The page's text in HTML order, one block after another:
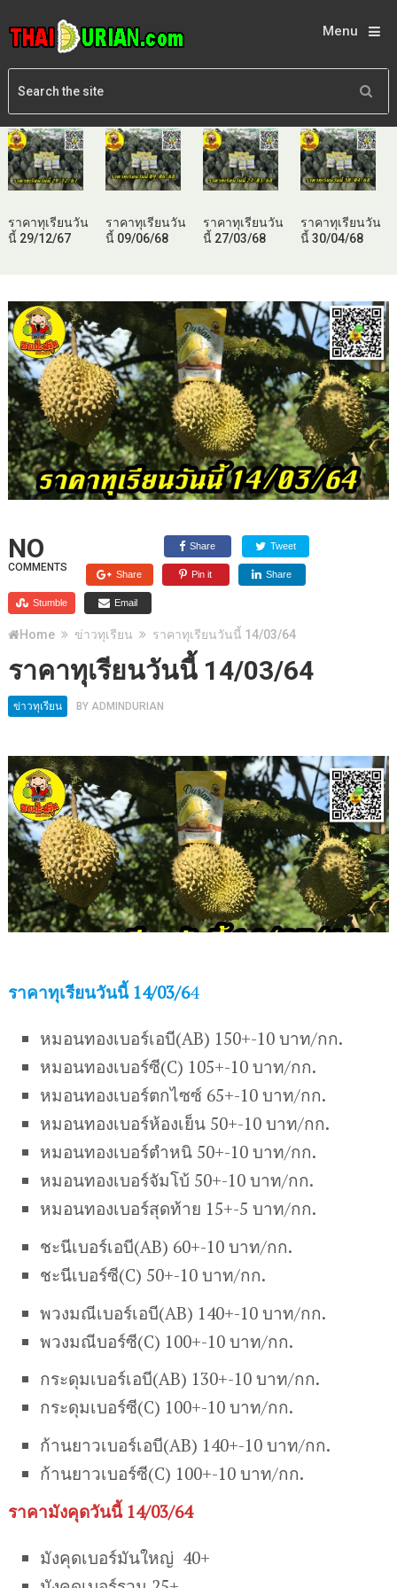
Menu
ราคาทุเรียนวัน
นี้ 29/12/67
ราคาทุเรียนวัน
นี้ 09/06/68
ราคาทุเรียนวัน
นี้ 27/03/68
ราคาทุเรียนวัน
นี้ 30/04/68
NO
COMMENTS
Share Tweet
Share Pin it Share
Stumble Email
Home ข่าวทุเรียน ราคาทุเรียนวันนี้ 14/03/64
ราคาทุเรียนวันนี้ 14/03/64
ข่าวทุเรียน BY ADMINDURIAN
ราคาทุเรียนวันนี้ 14/03/64
หมอนทองเบอร์เอบี(AB) 150+-10 บาท/กก.
หมอนทองเบอร์ซี(C) 105+-10 บาท/กก.
หมอนทองเบอร์ตกไซซ์ 65+-10 บาท/กก.
หมอนทองเบอร์ห้องเย็น 50+-10 บาท/กก.
หมอนทองเบอร์ตำหนิ 50+-10 บาท/กก.
หมอนทองเบอร์จัมโบ้ 50+-10 บาท/กก.
หมอนทองเบอร์สุดท้าย 15+-5 บาท/กก.
ชะนีเบอร์เอบี(AB) 60+-10 บาท/กก.
ชะนีเบอร์ซี(C) 50+-10 บาท/กก.
พวงมณีเบอร์เอบี(AB) 140+-10 บาท/กก.
พวงมณีบอร์ซี(C) 100+-10 บาท/กก.
กระดุมเบอร์เอบี(AB) 130+-10 บาท/กก.
กระดุมเบอร์ซี(C) 100+-10 บาท/กก.
ก้านยาวเบอร์เอบี(AB) 140+-10 บาท/กก.
ก้านยาวเบอร์ซี(C) 100+-10 บาท/กก.
ราคามังคุดวันนี้ 14/03/64
มังคุดเบอร์มันใหญ่ 40+